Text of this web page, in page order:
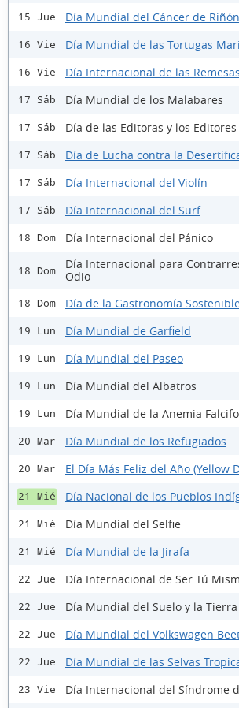
15 Jue Día Mundial del Cáncer de Riñón
16 Vie Día Mundial de las Tortugas
16 Vie Día Internacional de las
17 Sáb Día Mundial de los Malabares
17 Sáb Día de las Editoras y los Editores
17 Sáb Día de Lucha contra la
17 Sáb Día Internacional del Violín
17 Sáb Día Internacional del Surf
18 Dom Día Internacional del Pánico
18 Dom
Día Internacional para
Odio
18 Dom Día de la Gastronomía
19 Lun Día Mundial de Garfield
19 Lun Día Mundial del Paseo
19 Lun Día Mundial del Albatros
19 Lun Día Mundial de la Anemia
20 Mar Día Mundial de los Refugiados
20 Mar El Día Más Feliz del Año (Yellow
21 Mié Día Nacional de los Pueblos
21 Mié Día Mundial del Selfie
21 Mié Día Mundial de la Jirafa
22 Jue Día Internacional de Ser Tú
22 Jue Día Mundial del Suelo y la
22 Jue Día Mundial del Volkswagen
22 Jue Día Mundial de las Selvas
23 Vie Día Internacional del Síndrome